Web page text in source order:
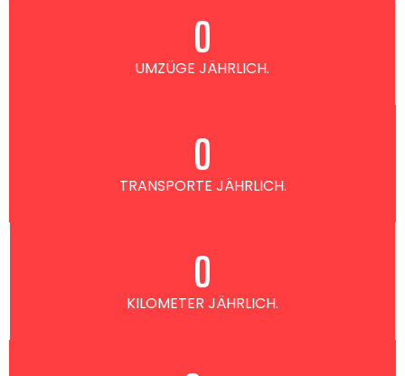
UMZÜGE JÄHRLICH.
0
TRANSPORTE JÄHRLICH.
0
KILOMETER JÄHRLICH.
0